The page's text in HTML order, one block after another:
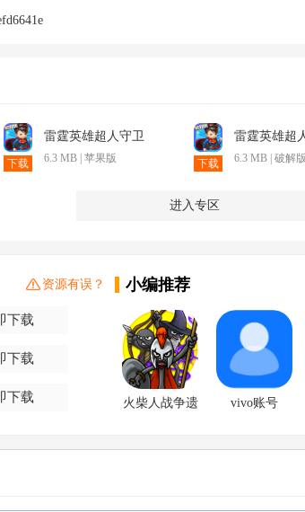
下载
雷霆英雄超人守卫
6.3 MB | 苹果版 下载
雷霆英雄超
6.3 MB | 破解版
进入专区
资源有误？
下载
下载
下载
小编推荐
火柴人战争遗
vivo账号